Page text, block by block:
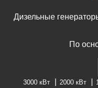
Дизельные
По
3000 кВт 2000 кВт